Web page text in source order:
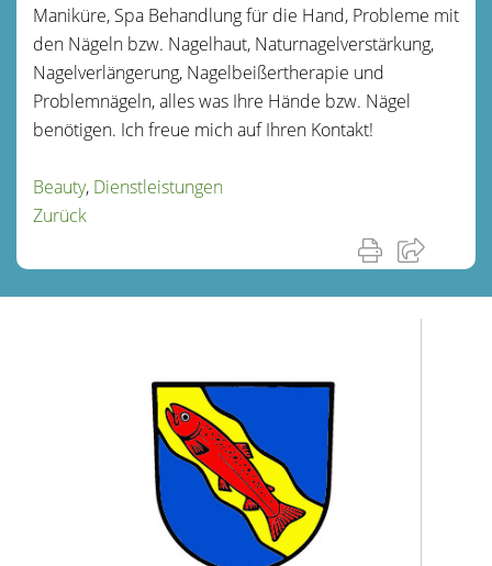
Maniküre, Spa Behandlung für die Hand, Probleme mit
den Nägeln bzw. Nagelhaut, Naturnagelverstärkung,
Nagelverlängerung, Nagelbeißertherapie und
Problemnägeln, alles was Ihre Hände bzw. Nägel
benötigen. Ich freue mich auf Ihren Kontakt!
Beauty, Dienstleistungen
Zurück